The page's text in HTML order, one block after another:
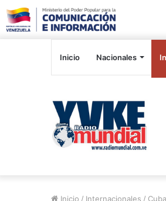
Inicio Nacionales
Inicio / Internacionales /